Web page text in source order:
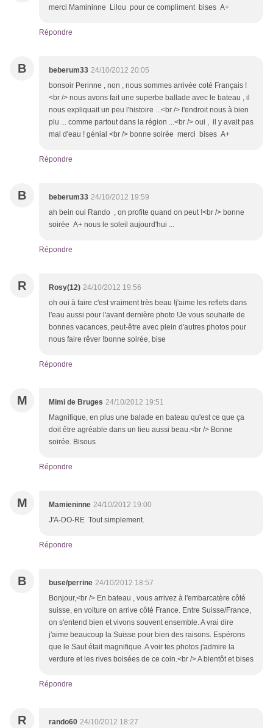
merci Mamininne Lilou pour ce compliment bises A+
Répondre
B beberum33 24/10/2012 20:05
bonsoir Perinne , non , nous sommes arrivée coté Français !
<br /> nous avons fait une superbe ballade avec le bateau , il
nous expliquait un peu l'histoire ...<br /> l'endroit nous à bien
plu ... comme partout dans la région ...<br /> oui , il y avait pas
mal d'eau ! génial <br /> bonne soirée merci bises A+
Répondre
B beberum33 24/10/2012 19:59
ah bein oui Rando , on profite quand on peut !<br /> bonne
soirée A+ nous le soleil aujourd'hui ...
Répondre
R Rosy(12) 24/10/2012 19:56
oh oui à faire c'est vraiment très beau !j'aime les reflets dans
l'eau aussi pour l'avant dernière photo !Je vous souhaite de
bonnes vacances, peut-être avec plein d'autres photos pour
nous faire rêver !bonne soirée, bise
Répondre
M Mimi de Bruges 24/10/2012 19:51
Magnifique, en plus une balade en bateau qu'est ce que ça
doit être agréable dans un lieu aussi beau.<br /> Bonne
soirée. Bisous
Répondre
M Mamieninne 24/10/2012 19:00
J'A-DO-RE Tout simplement.
Répondre
B buse/perrine 24/10/2012 18:57
Bonjour,<br /> En bateau , vous arrivez à l'embarcatère côté
suisse, en voiture on arrive côté France. Entre Suisse/France,
on s'entend bien et vivons souvent ensemble. A vrai dire
j'aime beaucoup la Suisse pour bien des raisons. Espérons
que le Saut était magnifique. A voir tes photos j'admire la
verdure et les rives boisées de ce coin.<br /> A bientôt et bises
Répondre
R rando60 24/10/2012 18:27